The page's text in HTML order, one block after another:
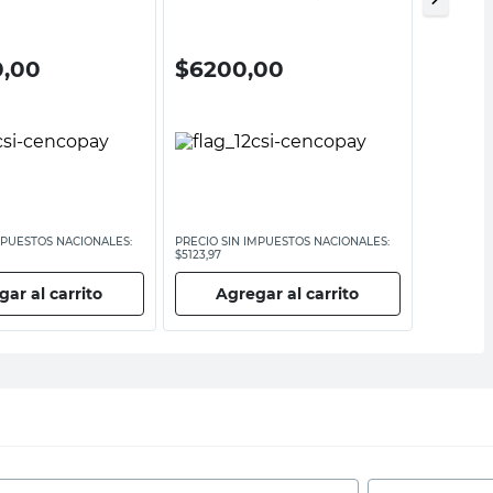
NACIONALES:
al carrito
$6200,00
PRECIO SIN IMPUESTOS NACIONALES:
$5123,97
Agregar al carrito